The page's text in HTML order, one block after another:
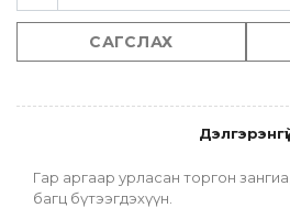
САГСЛАХ
Гар аргаар урласан торгон зангиа,
багц бүтээгдэхүүн.